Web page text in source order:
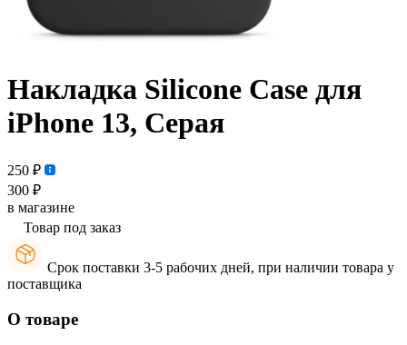
Накладка Silicone Case для
iPhone 13, Серая
250 ₽
300 ₽
в магазине
Товар под заказ
Срок поставки 3-5 рабочих дней, при наличии товара у
поставщика
О товаре